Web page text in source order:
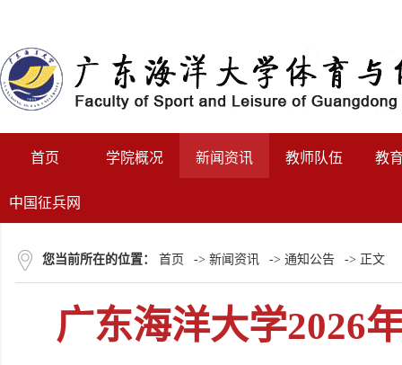
首页 学院概况 新闻资讯 教师队伍 教
中国征兵网
您当前所在的位置： 首页 -> 新闻资讯 -> 通知公告 -> 正文
广东海洋大学2026